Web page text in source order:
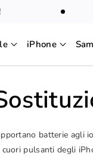
iPhone
batterie agli
pulsanti degli